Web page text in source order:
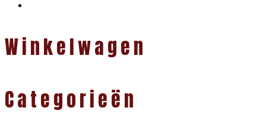
Winkelwagen
Categorieën